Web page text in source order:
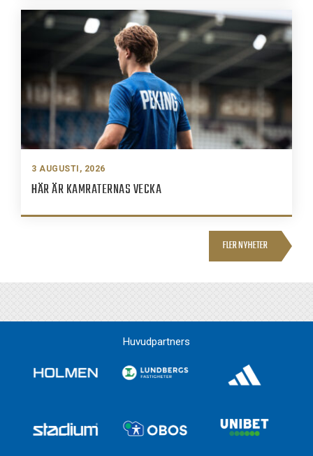
3 AUGUSTI, 2026
HÄR ÄR KAMRATERNAS VECKA
FLER NYHETER
Huvudpartners